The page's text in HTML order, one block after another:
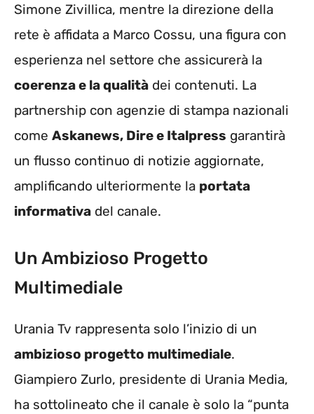
Simone Zivillica, mentre la direzione della
rete è affidata a Marco Cossu, una figura con
esperienza nel settore che assicurerà la
coerenza e la qualità dei contenuti. La
partnership con agenzie di stampa nazionali
come Askanews, Dire e Italpress garantirà
un flusso continuo di notizie aggiornate,
amplificando ulteriormente la portata
informativa del canale.
Un Ambizioso Progetto
Multimediale
Urania Tv rappresenta solo l’inizio di un
ambizioso progetto multimediale.
Giampiero Zurlo, presidente di Urania Media,
ha sottolineato che il canale è solo la “punta